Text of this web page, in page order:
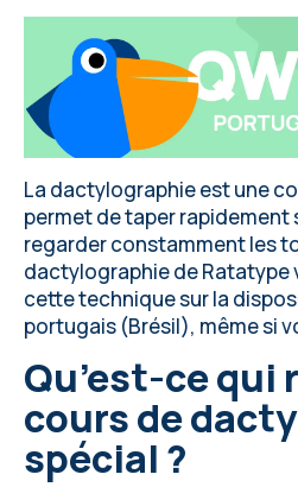
La dactylographie est une
permet de taper rapidement
regarder constamment les
dactylographie de Ratatype
cette technique sur la
portugais (Brésil), même si
Qu’est-ce qui
cours de
spécial ?